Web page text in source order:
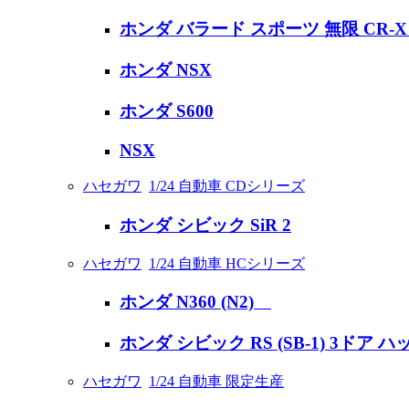
ホンダ バラード スポーツ 無限 CR-
ホンダ NSX
ホンダ S600
NSX
ハセガワ 1/24 自動車 CDシリーズ
ホンダ シビック SiR 2
ハセガワ 1/24 自動車 HCシリーズ
ホンダ N360 (N2)
ホンダ シビック RS (SB-1) 3ドア ハ
ハセガワ 1/24 自動車 限定生産